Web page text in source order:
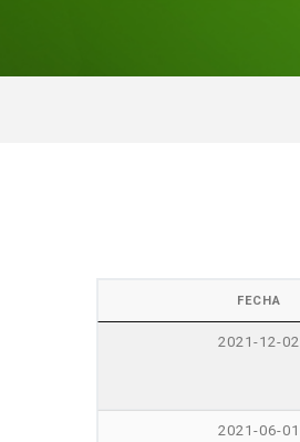
FECHA
2021-12-02
2021-06-01